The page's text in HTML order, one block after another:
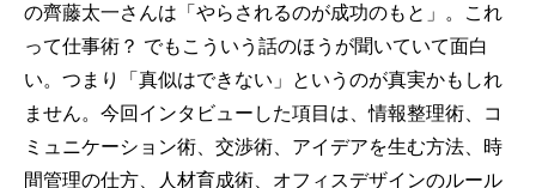
の齊藤太一さんは「やらされるのが成功のもと」。これ
って仕事術？ でもこういう話のほうが聞いていて面白
い。つまり「真似はできない」というのが真実かもしれ
ません。今回インタビューした項目は、情報整理術、コ
ミュニケーション術、交渉術、アイデアを生む方法、時
間管理の仕方、人材育成術、オフィスデザインのルール